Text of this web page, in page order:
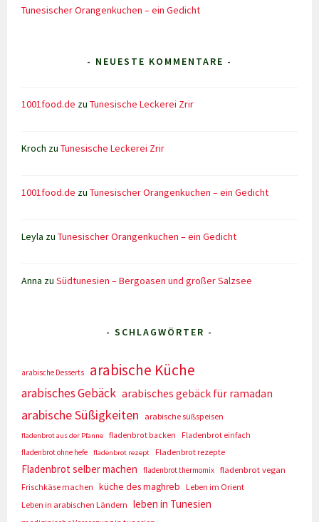
Tunesischer Orangenkuchen – ein Gedicht
- NEUESTE KOMMENTARE -
1001food.de zuTunesische Leckerei Zrir
Kroch zuTunesische Leckerei Zrir
1001food.de zuTunesischer Orangenkuchen – ein Gedicht
Leyla zuTunesischer Orangenkuchen – ein Gedicht
Anna zuSüdtunesien – Bergoasen und großer Salzsee
- SCHLAGWÖRTER -
arabische Desserts arabische Küche
arabisches Gebäck arabisches gebäck für ramadan
arabische Süßigkeiten arabische süßspeisen
fladenbrot aus der Pfanne fladenbrot backen
Fladenbrot einfach
fladenbrot ohne hefe
fladenbrot rezept Fladenbrot rezepte
Fladenbrot selber machen fladenbrot thermomix fladenbrot vegan
Frischkäse machen
küche des maghreb
Leben im Orient
Leben in arabischen Ländern
leben in Tunesien